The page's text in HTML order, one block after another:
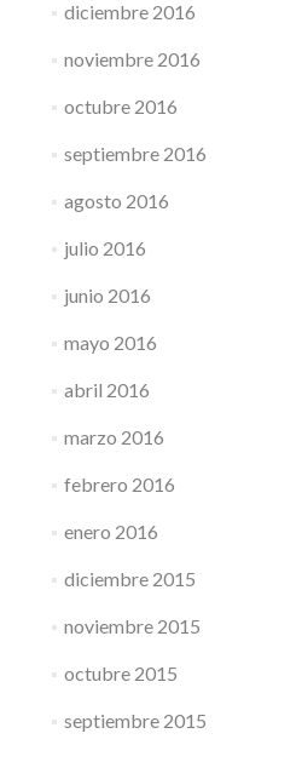
diciembre 2016
noviembre 2016
octubre 2016
septiembre 2016
agosto 2016
julio 2016
junio 2016
mayo 2016
abril 2016
marzo 2016
febrero 2016
enero 2016
diciembre 2015
noviembre 2015
octubre 2015
septiembre 2015